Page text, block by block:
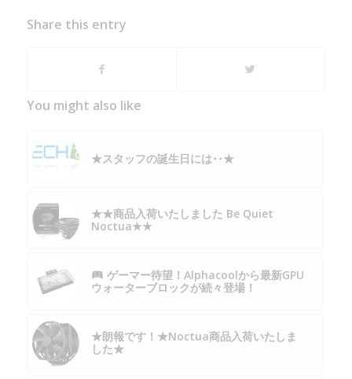
Share this entry
You might also like
★スタッフの誕生日には･･★
★★商品入荷いたしました Be Quiet
Noctua★★
ゲーマー待望！Alphacoolから最新GPU
ウォーターブロックが続々登場！
★朗報です！★Noctua商品入荷いたしま
した★